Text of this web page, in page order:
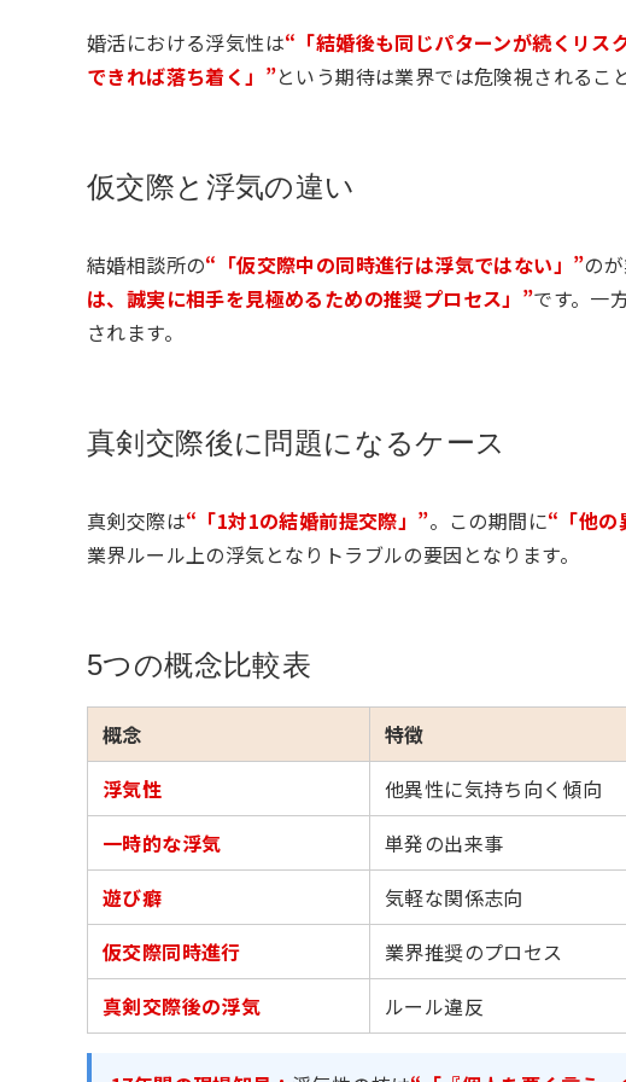
婚活における浮気性は“「結婚後も同じパターンが続くリス
できれば落ち着く」”という期待は業界では危険視されるこ
仮交際と浮気の違い
結婚相談所の“「仮交際中の同時進行は浮気ではない」”の
は、誠実に相手を見極めるための推奨プロセス」”です。一方
されます。
真剣交際後に問題になるケース
真剣交際は“「1対1の結婚前提交際」”。この期間に“「他の
業界ルール上の浮気となりトラブルの要因となります。
5つの概念比較表
概念 特徴
浮気性
他異性に気持ち向く傾向
一時的な浮気
単発の出来事
遊び癖
気軽な関係志向
仮交際同時進行
業界推奨のプロセス
真剣交際後の浮気
ルール違反